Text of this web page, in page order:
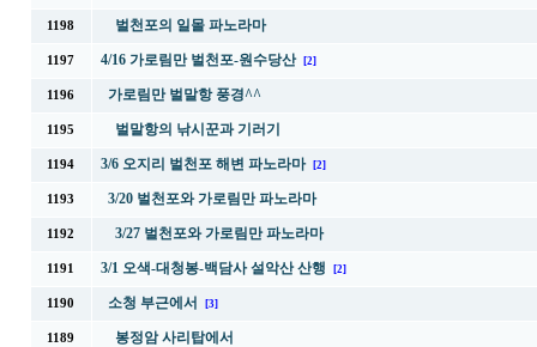
1198 벌천포의 일몰 파노라마
1197 4/16 가로림만 벌천포-원수당산 [2]
1196 가로림만 벌말항 풍경^^
1195 벌말항의 낚시꾼과 기러기
1194 3/6 오지리 벌천포 해변 파노라마 [2]
1193 3/20 벌천포와 가로림만 파노라마
1192 3/27 벌천포와 가로림만 파노라마
1191 3/1 오색-대청봉-백담사 설악산 산행 [2]
1190 소청 부근에서 [3]
1189 봉정암 사리탑에서